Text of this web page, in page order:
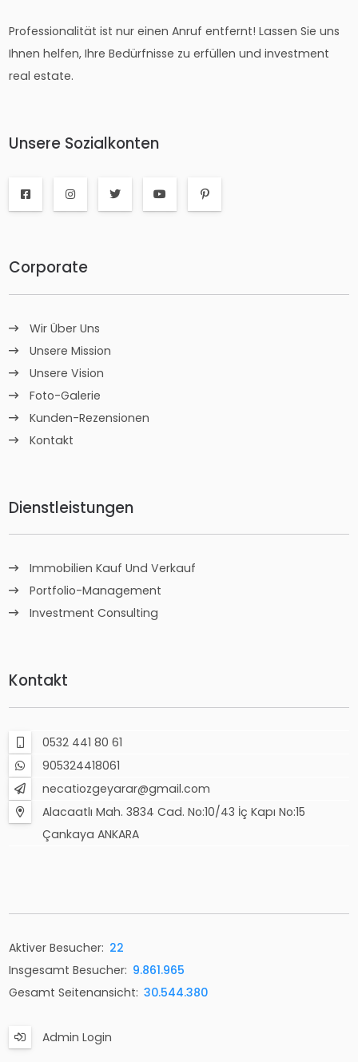
Professionalität ist nur einen Anruf entfernt! Lassen Sie uns
Ihnen helfen, Ihre Bedürfnisse zu erfüllen und investment
real estate.
Unsere Sozialkonten
Corporate
Wir Über Uns
Unsere Mission
Unsere Vision
Foto-Galerie
Kunden-Rezensionen
Kontakt
Dienstleistungen
Immobilien Kauf Und Verkauf
Portfolio-Management
Investment Consulting
Kontakt
0532 441 80 61
905324418061
necatiozgeyarar@gmail.com
Alacaatlı Mah. 3834 Cad. No:10/43 İç Kapı No:15
Çankaya ANKARA
Aktiver Besucher: 22
Insgesamt Besucher: 9.861.965
Gesamt Seitenansicht: 30.544.380
Admin Login